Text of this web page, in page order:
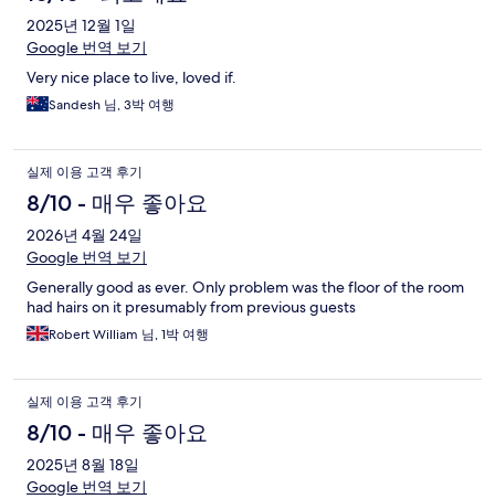
2025년 12월 1일
Google 번역 보기
Very nice place to live, loved if.
Sandesh 님, 3박 여행
실제 이용 고객 후기
8/10 - 매우 좋아요
2026년 4월 24일
Google 번역 보기
Generally good as ever. Only problem was the floor of the room
had hairs on it presumably from previous guests
Robert William 님, 1박 여행
실제 이용 고객 후기
8/10 - 매우 좋아요
2025년 8월 18일
Google 번역 보기